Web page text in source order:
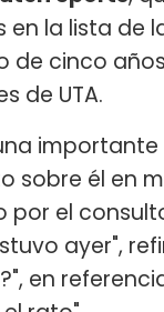
en la lista de
de cinco
de UTA.
sobre él en
el
ayer",
en